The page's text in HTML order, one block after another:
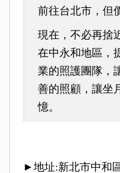
前往台北市，但
現在，不必再捨
在中永和地區，
業的照護團隊，
善的照顧，讓坐
憶。
► 地址:新北市中和